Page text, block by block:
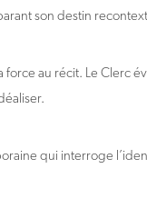
son destin
force au récit. Le Clerc
qui interroge